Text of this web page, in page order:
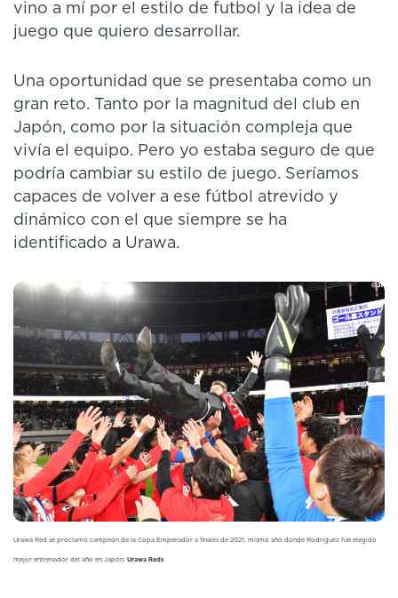
vino a mí por el estilo de futbol y la idea de
juego que quiero desarrollar.
Una oportunidad que se presentaba como un
gran reto. Tanto por la magnitud del club en
Japón, como por la situación compleja que
vivía el equipo. Pero yo estaba seguro de que
podría cambiar su estilo de juego. Seríamos
capaces de volver a ese fútbol atrevido y
dinámico con el que siempre se ha
identificado a Urawa.
Urawa Red se proclamó campeón de la Copa Emperador a finales de 2021, mismo año donde Rodríguez fue elegido
mejor entrenador del año en Japón. Urawa Reds